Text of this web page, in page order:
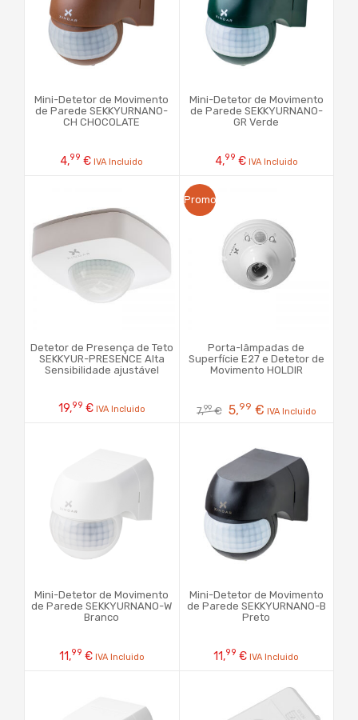
Mini-Detetor de Movimento
de Parede SEKKYURNANO-
CH CHOCOLATE
4,99 € IVA Incluido
Mini-Detetor de Movimento
de Parede SEKKYURNANO-
GR Verde
4,99 € IVA Incluido
Detetor de Presença de Teto
SEKKYUR-PRESENCE Alta
Sensibilidade ajustável
19,99 € IVA Incluido
Promo!
Porta-lâmpadas de
Superfície E27 e Detetor de
Movimento HOLDIR
7,99 € 5,99 € IVA Incluido
Mini-Detetor de Movimento
de Parede SEKKYURNANO-W
Branco
11,99 € IVA Incluido
Mini-Detetor de Movimento
de Parede SEKKYURNANO-B
Preto
11,99 € IVA Incluido